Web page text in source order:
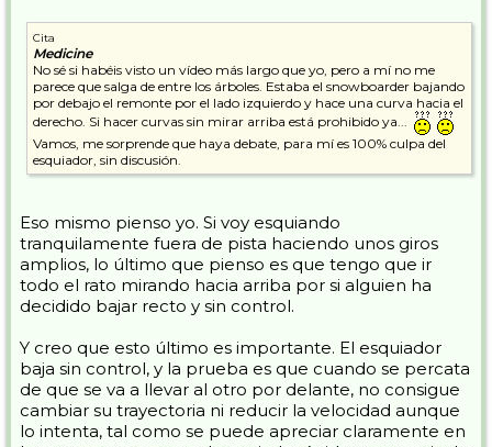
Cita
Medicine
No sé si habéis visto un vídeo más largo que yo, pero a mí no me
parece que salga de entre los árboles. Estaba el snowboarder bajando
por debajo el remonte por el lado izquierdo y hace una curva hacia el
derecho. Si hacer curvas sin mirar arriba está prohibido ya...
Vamos, me sorprende que haya debate, para mí es 100% culpa del
esquiador, sin discusión.
Eso mismo pienso yo. Si voy esquiando
tranquilamente fuera de pista haciendo unos giros
amplios, lo último que pienso es que tengo que ir
todo el rato mirando hacia arriba por si alguien ha
decidido bajar recto y sin control.
Y creo que esto último es importante. El esquiador
baja sin control, y la prueba es que cuando se percata
de que se va a llevar al otro por delante, no consigue
cambiar su trayectoria ni reducir la velocidad aunque
lo intenta, tal como se puede apreciar claramente en